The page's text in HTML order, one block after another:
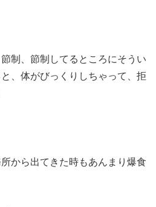
制、節制してるところにそうい
、体がびっくりしちゃって、拒
から出てきた時もあんまり爆食